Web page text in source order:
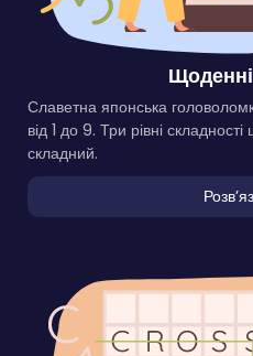
Славетна японська
від 1 до 9. Три рівні
складний.